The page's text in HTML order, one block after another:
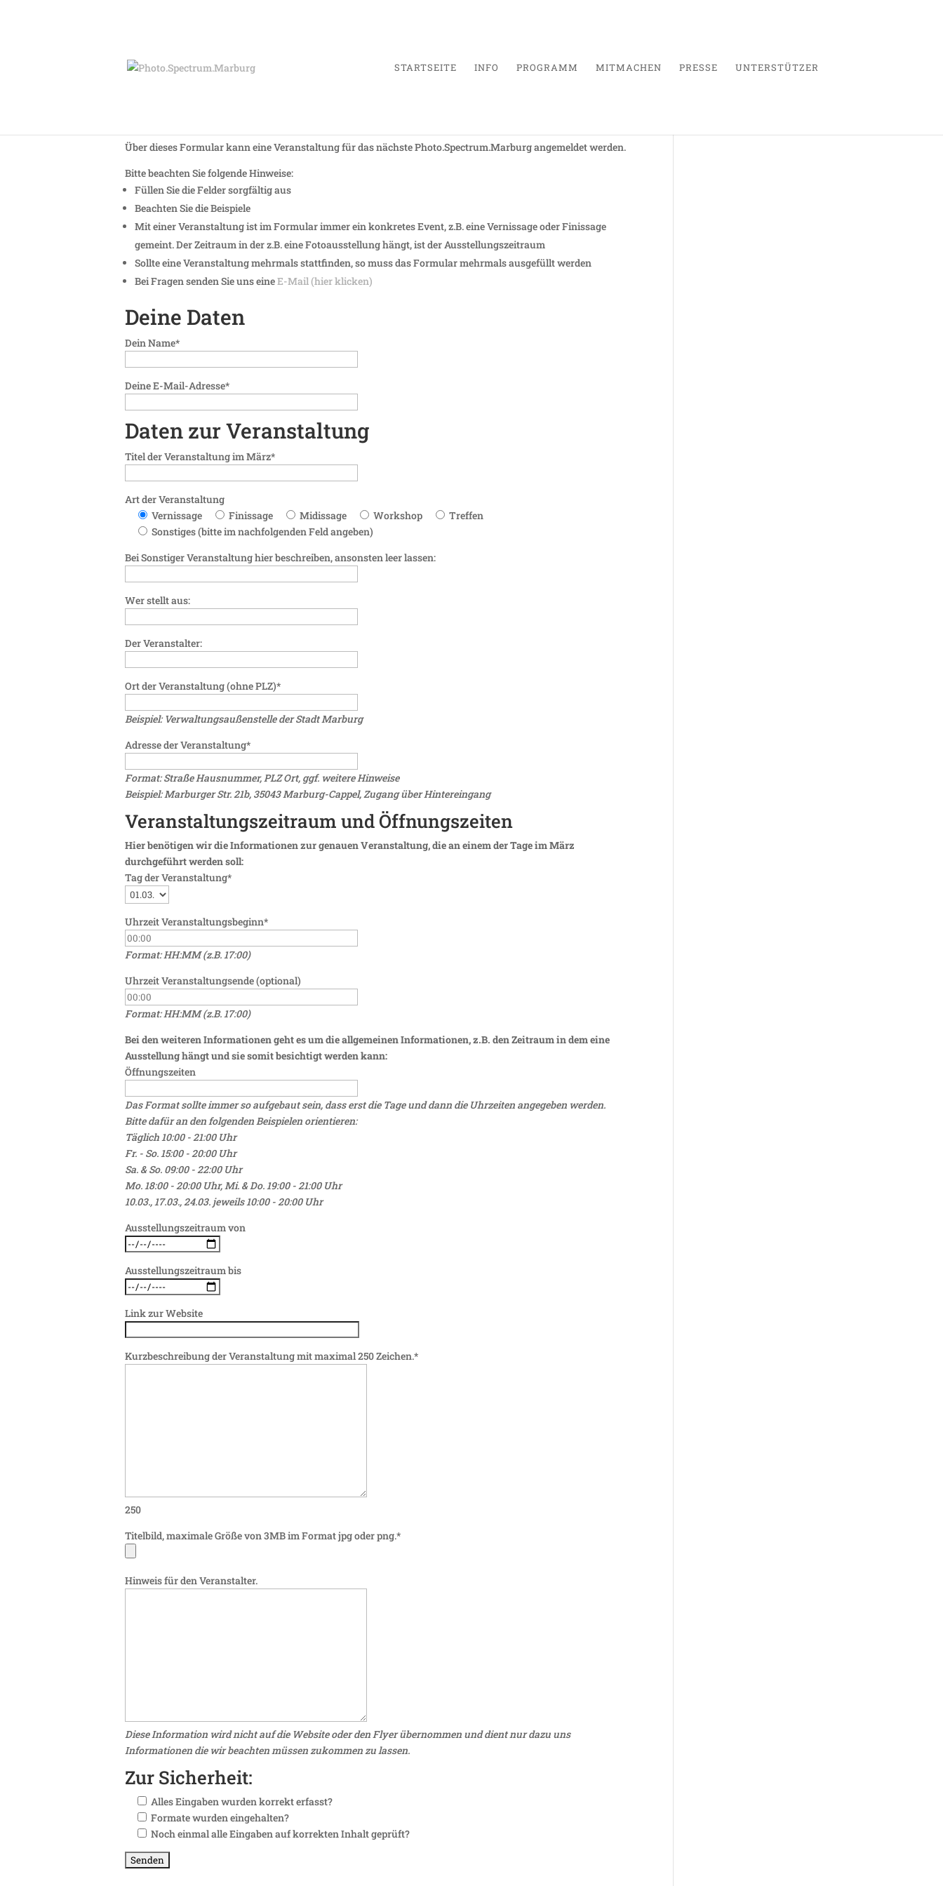
STARTSEITE INFO PROGRAMM MITMACHEN PRESSE UNTERSTÜTZER
Über dieses Formular kann eine Veranstaltung für das nächste Photo.Spectrum.Marburg angemeldet werden.
Bitte beachten Sie folgende Hinweise:
Füllen Sie die Felder sorgfältig aus
Beachten Sie die Beispiele
Mit einer Veranstaltung ist im Formular immer ein konkretes Event, z.B. eine Vernissage oder Finissage
gemeint. Der Zeitraum in der z.B. eine Fotoausstellung hängt, ist der Ausstellungszeitraum
Sollte eine Veranstaltung mehrmals stattfinden, so muss das Formular mehrmals ausgefüllt werden
Bei Fragen senden Sie uns eineE-Mail (hier klicken)
Deine Daten
Dein Name*
Deine E-Mail-Adresse*
Daten zur Veranstaltung
Titel der Veranstaltung im März*
Art der Veranstaltung
Vernissage
Finissage Midissage Workshop
Treffen
Sonstiges (bitte im nachfolgenden Feld angeben)
Bei Sonstiger Veranstaltung hier beschreiben, ansonsten leer lassen:
Wer stellt aus:
Der Veranstalter:
Ort der Veranstaltung (ohne PLZ)*
Beispiel: Verwaltungsaußenstelle der Stadt Marburg
Adresse der Veranstaltung*
Format: Straße Hausnummer, PLZ Ort, ggf. weitere Hinweise
Beispiel: Marburger Str. 21b, 35043 Marburg-Cappel, Zugang über Hintereingang
Veranstaltungszeitraum und Öffnungszeiten
Hier benötigen wir die Informationen zur genauen Veranstaltung, die an einem der Tage im März
durchgeführt werden soll:
Tag der Veranstaltung*
Uhrzeit Veranstaltungsbeginn*
Format: HH:MM (z.B. 17:00)
Uhrzeit Veranstaltungsende (optional)
Format: HH:MM (z.B. 17:00)
Bei den weiteren Informationen geht es um die allgemeinen Informationen, z.B. den Zeitraum in dem eine
Ausstellung hängt und sie somit besichtigt werden kann:
Öffnungszeiten
Das Format sollte immer so aufgebaut sein, dass erst die Tage und dann die Uhrzeiten angegeben werden.
Bitte dafür an den folgenden Beispielen orientieren:
Täglich 10:00 - 21:00 Uhr
Fr. - So. 15:00 - 20:00 Uhr
Sa. & So. 09:00 - 22:00 Uhr
Mo. 18:00 - 20:00 Uhr, Mi. & Do. 19:00 - 21:00 Uhr
10.03., 17.03., 24.03. jeweils 10:00 - 20:00 Uhr
Ausstellungszeitraum von
Ausstellungszeitraum bis
Link zur Website
Kurzbeschreibung der Veranstaltung mit maximal 250 Zeichen.*
250
Titelbild, maximale Größe von 3MB im Format jpg oder png.*
Hinweis für den Veranstalter.
Diese Information wird nicht auf die Website oder den Flyer übernommen und dient nur dazu uns
Informationen die wir beachten müssen zukommen zu lassen.
Zur Sicherheit:
Alles Eingaben wurden korrekt erfasst?
Formate wurden eingehalten?
Noch einmal alle Eingaben auf korrekten Inhalt geprüft?